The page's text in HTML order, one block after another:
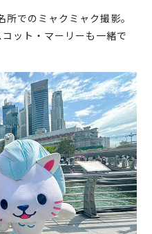
でのミャクミャク撮影。
ット・マーリーも一緒で